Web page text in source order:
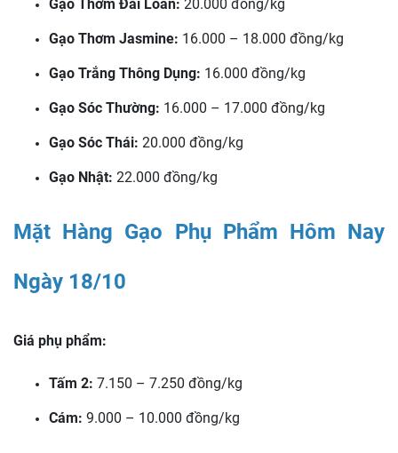
Gạo Thơm Đài Loan: 20.000 đồng/kg
Gạo Thơm Jasmine: 16.000 – 18.000 đồng/kg
Gạo Trắng Thông Dụng: 16.000 đồng/kg
Gạo Sóc Thường: 16.000 – 17.000 đồng/kg
Gạo Sóc Thái: 20.000 đồng/kg
Gạo Nhật: 22.000 đồng/kg
Mặt Hàng Gạo Phụ Phẩm Hôm Nay
Ngày 18/10
Giá phụ phẩm:
Tấm 2: 7.150 – 7.250 đồng/kg
Cám: 9.000 – 10.000 đồng/kg